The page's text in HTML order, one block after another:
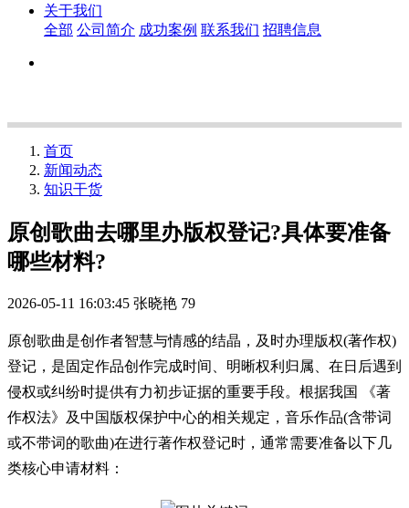
关于我们
全部 公司简介 成功案例 联系我们 招聘信息
首页
新闻动态
知识干货
原创歌曲去哪里办版权登记?具体要准备
哪些材料?
2026-05-11 16:03:45 张晓艳 79
原创歌曲是创作者智慧与情感的结晶，及时办理版权(著作权)
登记，是固定作品创作完成时间、明晰权利归属、在日后遇到
侵权或纠纷时提供有力初步证据的重要手段。根据我国 《著
作权法》及中国版权保护中心的相关规定，音乐作品(含带词
或不带词的歌曲)在进行著作权登记时，通常需要准备以下几
类核心申请材料：